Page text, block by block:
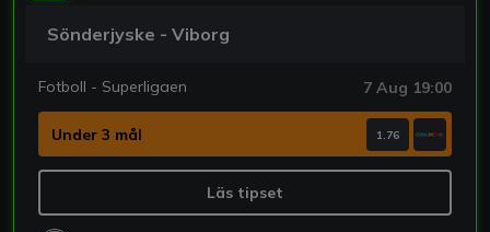
Sönderjyske - Viborg
Fotboll - Superligaen 7 Aug 19:00
Under 3 mål 1.76
Läs tipset